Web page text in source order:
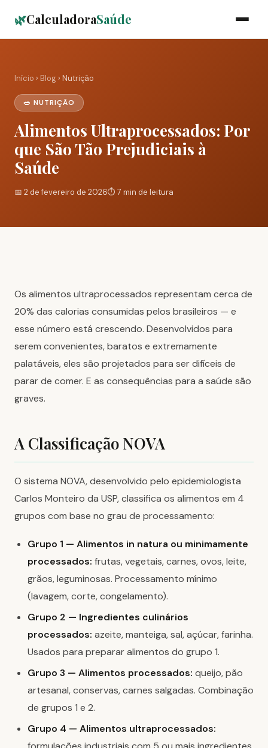
🌿CalculadoraSaúde
Início › Blog › Nutrição
🥗 NUTRIÇÃO
Alimentos Ultraprocessados: Por
que São Tão Prejudiciais à
Saúde
📅 2 de fevereiro de 2026⏱️ 7 min de leitura
Os alimentos ultraprocessados representam cerca de
20% das calorias consumidas pelos brasileiros — e
esse número está crescendo. Desenvolvidos para
serem convenientes, baratos e extremamente
palatáveis, eles são projetados para ser difíceis de
parar de comer. E as consequências para a saúde são
graves.
A Classificação NOVA
O sistema NOVA, desenvolvido pelo epidemiologista
Carlos Monteiro da USP, classifica os alimentos em 4
grupos com base no grau de processamento:
Grupo 1 — Alimentos in natura ou minimamente
processados: frutas, vegetais, carnes, ovos, leite,
grãos, leguminosas. Processamento mínimo
(lavagem, corte, congelamento).
Grupo 2 — Ingredientes culinários
processados: azeite, manteiga, sal, açúcar, farinha.
Usados para preparar alimentos do grupo 1.
Grupo 3 — Alimentos processados: queijo, pão
artesanal, conservas, carnes salgadas. Combinação
de grupos 1 e 2.
Grupo 4 — Alimentos ultraprocessados: